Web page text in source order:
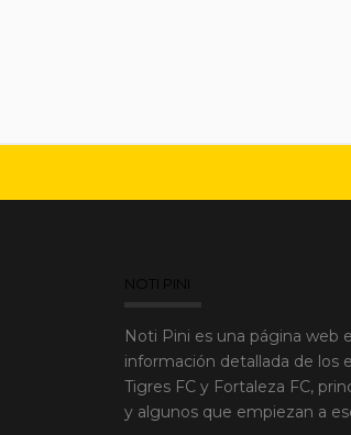
NOTI PINI
Noti Pini es una página web
información detallada de los
Tigres FC y Fortaleza FC,
y algunos que empiezan a